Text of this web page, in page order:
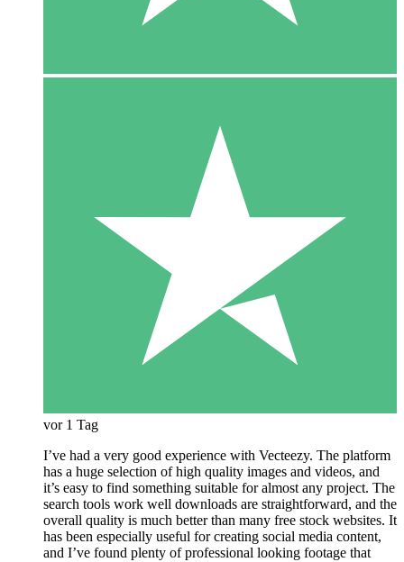
vor 1 Tag
I’ve had a very good experience with Vecteezy. The platform
has a huge selection of high quality images and videos, and
it’s easy to find something suitable for almost any project. The
search tools work well downloads are straightforward, and the
overall quality is much better than many free stock websites. It
has been especially useful for creating social media content,
and I’ve found plenty of professional looking footage that